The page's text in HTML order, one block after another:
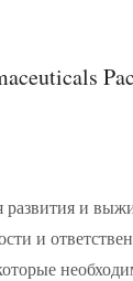
развития и
и